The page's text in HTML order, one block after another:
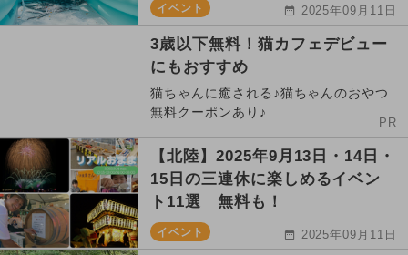
イベント 2025年09月11日
3歳以下無料！猫カフェデビュー
にもおすすめ
猫ちゃんに癒される♪猫ちゃんのおやつ
無料クーポンあり♪
PR
【北陸】2025年9月13日・14日・
15日の三連休に楽しめるイベン
ト11選 無料も！
イベント 2025年09月11日